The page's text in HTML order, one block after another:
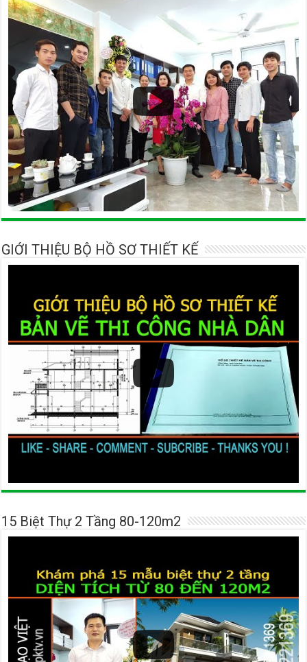
GIỚI THIỆU BỘ HỒ SƠ THIẾT KẾ
15 Biệt Thự 2 Tầng 80-120m2